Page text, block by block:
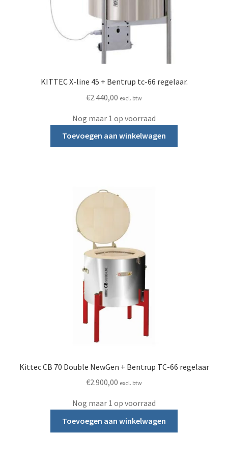
KITTEC X-line 45 + Bentrup tc-66 regelaar.
€2.440,00 excl. btw
Nog maar 1 op voorraad
Toevoegen aan winkelwagen
Kittec CB 70 Double NewGen + Bentrup TC-66 regelaar
€2.900,00 excl. btw
Nog maar 1 op voorraad
Toevoegen aan winkelwagen